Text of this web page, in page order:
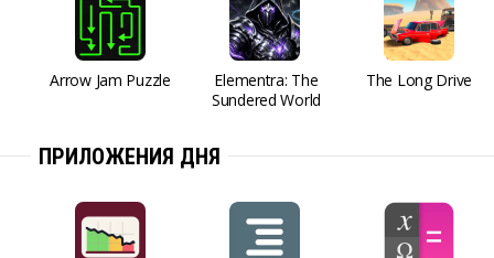
Arrow Jam Puzzle
Elementra: The
Sundered World
The Long Drive
ПРИЛОЖЕНИЯ ДНЯ